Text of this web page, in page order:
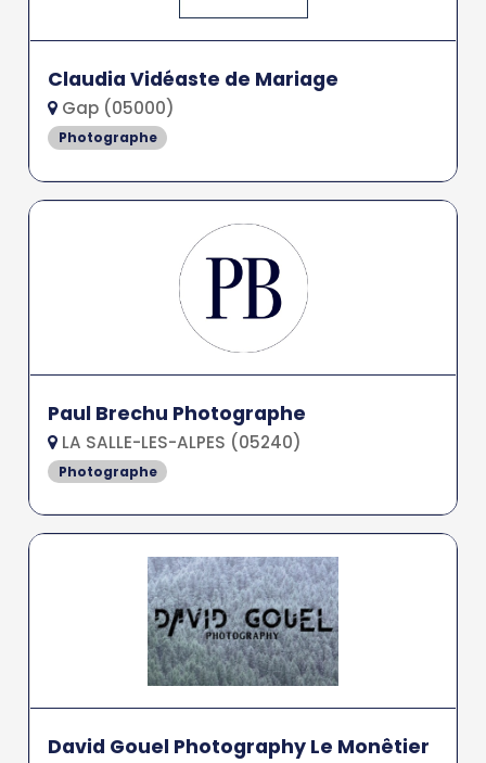
Claudia Vidéaste de Mariage
Gap (05000)
Photographe
Paul Brechu Photographe
LA SALLE-LES-ALPES (05240)
Photographe
David Gouel Photography Le Monêtier